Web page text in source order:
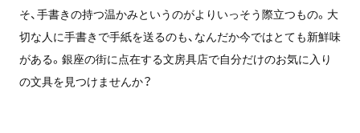
そ、手書きの持つ温かみというのがよりいっそう際立つもの。大
切な人に手書きで手紙を送るのも、なんだか今ではとても新鮮味
がある。銀座の街に点在する文房具店で自分だけのお気に入り
の文具を見つけませんか？